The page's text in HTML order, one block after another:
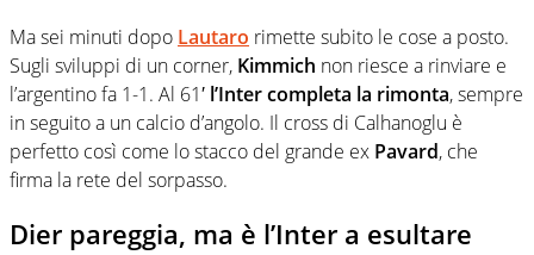
Ma sei minuti dopo Lautaro rimette subito le cose a posto.
Sugli sviluppi di un corner, Kimmich non riesce a rinviare e
l’argentino fa 1-1. Al 61′ l’Inter completa la rimonta, sempre
in seguito a un calcio d’angolo. Il cross di Calhanoglu è
perfetto così come lo stacco del grande ex Pavard, che
firma la rete del sorpasso.
Dier pareggia, ma è l’Inter a esultare